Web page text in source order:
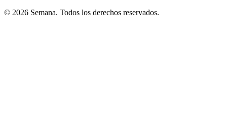
© 2026 Semana. Todos los derechos reservados.